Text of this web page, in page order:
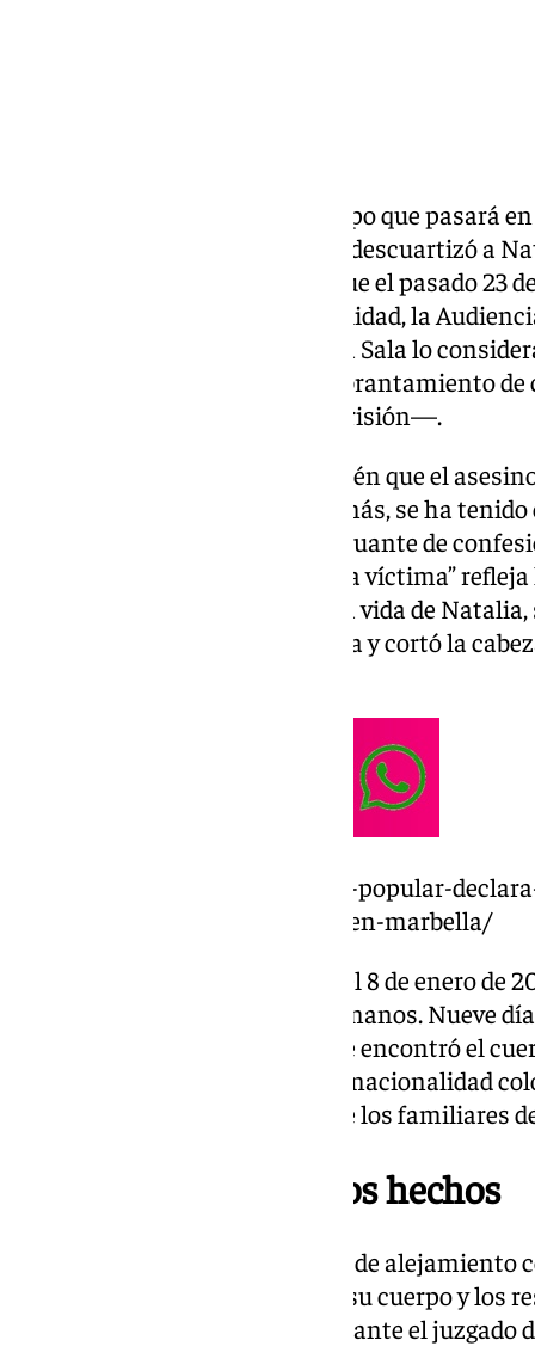
19 años y seis meses. Es el tiempo que pasará
asesino que acabó con la vida y descuartizó a
en enero de 2023. Después de que el pasado
emitiera el veredicto de culpabilidad, la
dictado la sentencia en la que la Sala lo
asesinato consumado y de quebrantamiento
deberá cumplir seis meses de prisión—.
En la sentencia se recoge también que el
los dos hijos de la víctima. Además, se ha
parentesco y de género y el atenuante de
desprecio al sexo femenino de la víctima”
que una vez Leonel acabó con la vida de
hechos del asesino, quitó la ropa y cortó la
https://www.101tv.es/el-jurado-popular-
asesino-a-su-expareja-natalia-en-marbella/
El cadáver de Natalia apareció el 8 de enero de
abierto en canal, sin cabeza ni manos. Nueve
kilómetros del lugar en el que se encontró el
Su expareja, Leonel Herrera, de nacionalidad
fue detenida tras la denuncia de los familiares
Reconocimiento de los hechos
El hombre, que tenía una orden de alejamiento
admitió que la asesinó y arrojó su cuerpo y los
ante la Policía Nacional y luego ante el